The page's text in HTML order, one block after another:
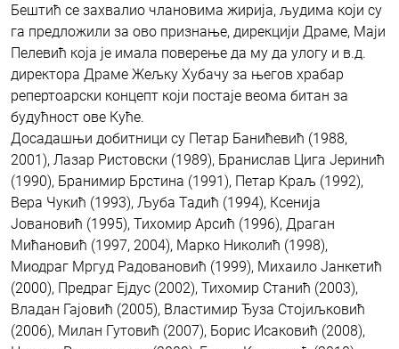
Бештић се захвалио члановима жирија, људима који су
га предложили за ово признање, дирекцији Драме, Маји
Пелевић која је имала поверење да му да улогу и в.д.
директора Драме Жељку Хубачу за његов храбар
репертоарски концепт који постаје веома битан за
будућност ове Куће.
Досадашњи добитници су Петар Банићевић (1988,
2001), Лазар Ристовски (1989), Бранислав Цига Јеринић
(1990), Бранимир Брстина (1991), Петар Краљ (1992),
Вера Чукић (1993), Љуба Тадић (1994), Ксенија
Јовановић (1995), Тихомир Арсић (1996), Драган
Мићановић (1997, 2004), Марко Николић (1998),
Миодраг Мргуд Радовановић (1999), Михаило Јанкетић
(2000), Предраг Ејдус (2002), Тихомир Станић (2003),
Владан Гајовић (2005), Властимир Ђуза Стојиљковић
(2006), Милан Гутовић (2007), Борис Исаковић (2008),